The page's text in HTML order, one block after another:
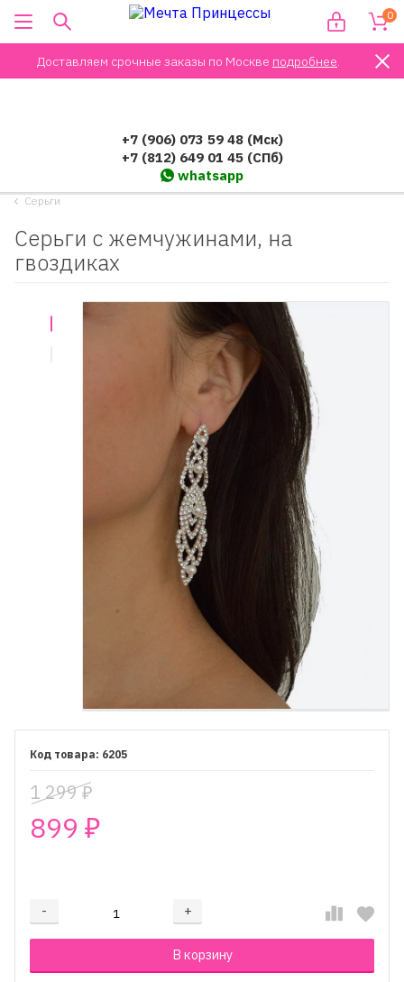
Доставляем срочные заказы по Москве подробнее.
0
+7 (906) 073 59 48 (Мск)
+7 (812) 649 01 45 (СПб)
whatsapp
Серьги
Серьги с жемчужинами, на
гвоздиках
6205
1 299₽
899 ₽
- +
Добавляется...
В корзину
Добавлен